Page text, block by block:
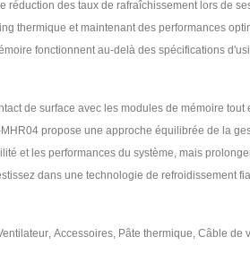
des taux de rafraîchissement lors de
thermique et maintenant des performances
fonctionnent au-delà des spécifications
de surface avec les modules de mémoire
propose une approche équilibrée de la
et les performances du système, mais
dans une technologie de refroidissement
, Accessoires, Pâte thermique, Câble de